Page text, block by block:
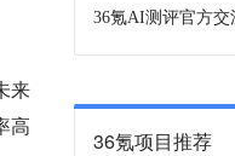
来
高
36氪AI测评官方交
36氪项目推荐